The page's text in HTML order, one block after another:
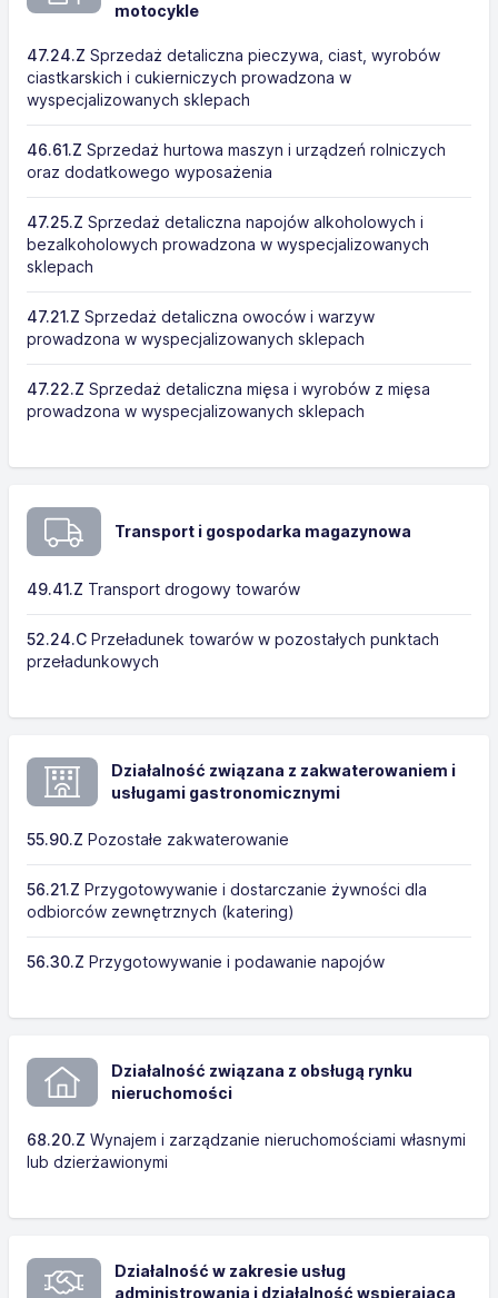
motocykle
47.24.Z Sprzedaż detaliczna pieczywa, ciast, wyrobów
ciastkarskich i cukierniczych prowadzona w
wyspecjalizowanych sklepach
46.61.Z Sprzedaż hurtowa maszyn i urządzeń rolniczych
oraz dodatkowego wyposażenia
47.25.Z Sprzedaż detaliczna napojów alkoholowych i
bezalkoholowych prowadzona w wyspecjalizowanych
sklepach
47.21.Z Sprzedaż detaliczna owoców i warzyw
prowadzona w wyspecjalizowanych sklepach
47.22.Z Sprzedaż detaliczna mięsa i wyrobów z mięsa
prowadzona w wyspecjalizowanych sklepach
Transport i gospodarka magazynowa
49.41.Z Transport drogowy towarów
52.24.C Przeładunek towarów w pozostałych punktach
przeładunkowych
Działalność związana z zakwaterowaniem i
usługami gastronomicznymi
55.90.Z Pozostałe zakwaterowanie
56.21.Z Przygotowywanie i dostarczanie żywności dla
odbiorców zewnętrznych (katering)
56.30.Z Przygotowywanie i podawanie napojów
Działalność związana z obsługą rynku
nieruchomości
68.20.Z Wynajem i zarządzanie nieruchomościami własnymi
lub dzierżawionymi
Działalność w zakresie usług
administrowania i działalność wspierająca